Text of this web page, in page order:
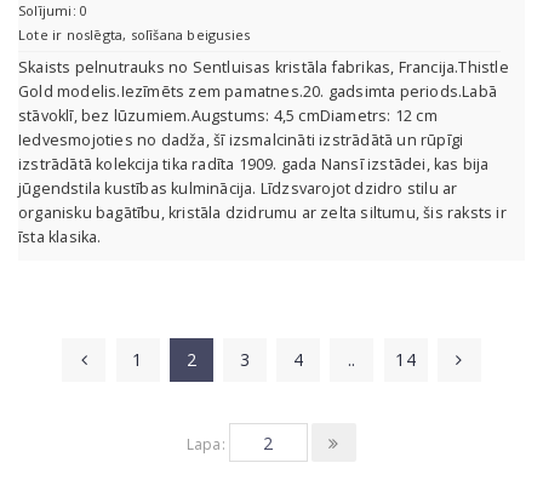
Solījumi: 0
Lote ir noslēgta, solīšana beigusies
Skaists pelnutrauks no Sentluisas kristāla fabrikas, Francija.Thistle
Gold modelis.Iezīmēts zem pamatnes.20. gadsimta periods.Labā
stāvoklī, bez lūzumiem.Augstums: 4,5 cmDiametrs: 12 cm
Iedvesmojoties no dadža, šī izsmalcināti izstrādātā un rūpīgi
izstrādātā kolekcija tika radīta 1909. gada Nansī izstādei, kas bija
jūgendstila kustības kulminācija. Līdzsvarojot dzidro stilu ar
organisku bagātību, kristāla dzidrumu ar zelta siltumu, šis raksts ir
īsta klasika.
1 2 3 4 .. 14
Lapa: